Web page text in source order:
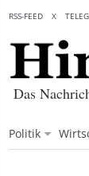
content
Das
Politik
RSS-FEED X